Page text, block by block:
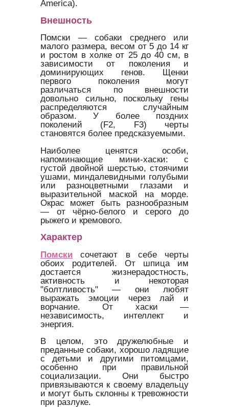
America).
Внешность
Помски — собаки среднего или
малого размера, весом от 5 до 14 кг
и ростом в холке от 25 до 40 см, в
зависимости от поколения и
доминирующих генов. Щенки
первого поколения могут
различаться по внешности
довольно сильно, поскольку гены
распределяются случайным
образом. У более поздних
поколений (F2, F3) черты
становятся более предсказуемыми.
Наиболее ценятся особи,
напоминающие мини-хаски: с
густой двойной шерстью, стоячими
ушами, миндалевидными голубыми
или разноцветными глазами и
выразительной маской на морде.
Окрас может быть разнообразным
— от чёрно-белого и серого до
рыжего и кремового.
Характер
Помски сочетают в себе черты
обоих родителей. От шпица им
достается жизнерадостность,
активность и некоторая
"болтливость" — они любят
выражать эмоции через лай и
ворчание. От хаски —
независимость, интеллект и
энергия.
В целом, это дружелюбные и
преданные собаки, хорошо ладящие
с детьми и другими питомцами,
особенно при правильной
социализации. Они быстро
привязываются к своему владельцу
и могут быть склонны к тревожности
при разлуке.